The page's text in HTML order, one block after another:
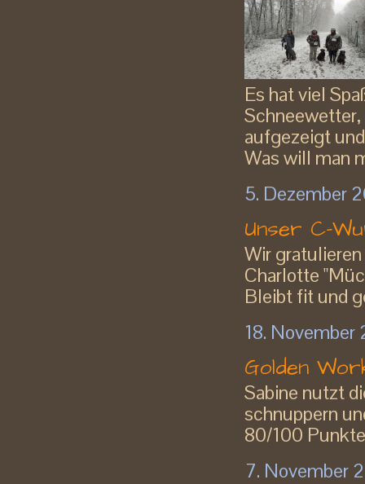
Es hat viel
aufgezeigt
Was will man
5. Dezember
Unser C-
Wir gratulieren
Charlotte
Bleibt fit und
18. November
Golden
Sabine nutzt
schnuppern
80/100
7. November